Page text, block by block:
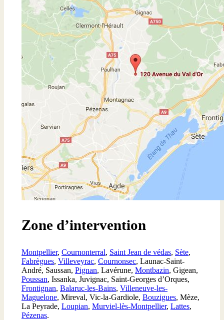
Zone d’intervention
Montpellier, Cournonterral, Saint Jean de védas, Sète,
Fabrègues, Villeveyrac, Cournonsec, Launac-Saint-
André, Saussan, Pignan, Lavérune, Montbazin, Gigean,
Poussan, Issanka, Juvignac, Saint-Georges d’Orques,
Frontignan, Balaruc-les-Bains, Villeneuve-les-
Maguelone, Mireval, Vic-la-Gardiole, Bouzigues, Mèze,
La Peyrade, Loupian, Murviel-lès-Montpellier, Lattes,
Pézenas.